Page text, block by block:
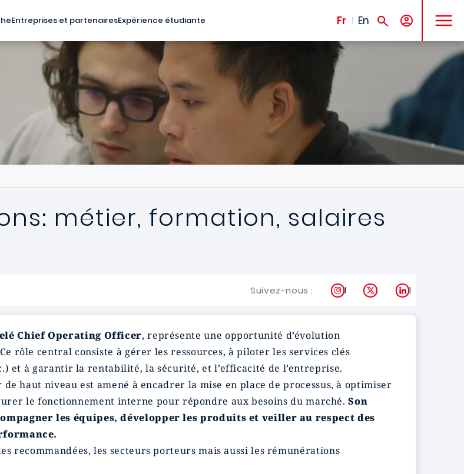
Entreprises et partenairesExpérience étudiante Fr En
MENU
métier, formation, salaires
Suivez-nous : Instagram
X LinkedIn
Chief Operating Officer, représente une opportunité d’évolution
rôle central consiste à gérer les ressources, à piloter les services clés
et à garantir la rentabilité, la sécurité, et l’efficacité de l’entreprise.
haut niveau est amené à encadrer la mise en place de processus, à optimiser
le fonctionnement interne pour répondre aux besoins du marché.Son
les équipes, développer les produits et veiller au respect des
recommandées, les secteurs porteurs mais aussi les rémunérations